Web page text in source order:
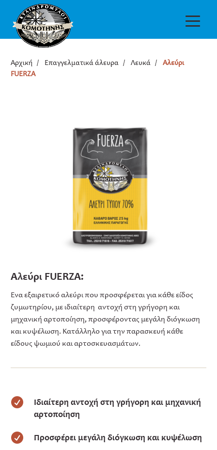
Αρχική / Επαγγελματικά άλευρα /Λευκά /Αλεύρι
FUERZA
Αλεύρι FUERZA:
Ένα εξαιρετικό αλεύρι που προσφέρεται για κάθε είδος
ζυμωτηρίου, με ιδιαίτερη αντοχή στη γρήγορη και
μηχανική αρτοποίηση, προσφέροντας μεγάλη διόγκωση
και κυψέλωση. Κατάλληλο για την παρασκευή κάθε
είδους ψωμιού και αρτοσκευασμάτων.

Ιδιαίτερη αντοχή στη γρήγορη και μηχανική
αρτοποίηση
 Προσφέρει μεγάλη διόγκωση και κυψέλωση